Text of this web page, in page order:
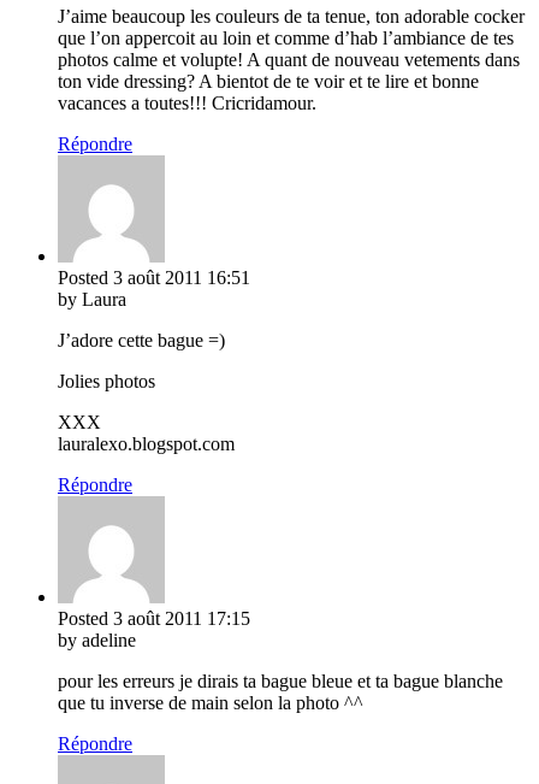
J’aime beaucoup les couleurs de ta tenue, ton adorable cocker
que l’on appercoit au loin et comme d’hab l’ambiance de tes
photos calme et volupte! A quant de nouveau vetements dans
ton vide dressing? A bientot de te voir et te lire et bonne
vacances a toutes!!! Cricridamour.
Répondre
Posted 3 août 2011 16:51
by Laura
J’adore cette bague =)
Jolies photos
XXX
lauralexo.blogspot.com
Répondre
Posted 3 août 2011 17:15
by adeline
pour les erreurs je dirais ta bague bleue et ta bague blanche
que tu inverse de main selon la photo ^^
Répondre